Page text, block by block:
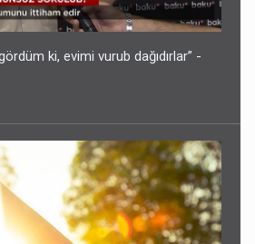
ki, evimi vurub dağıdırlar” -